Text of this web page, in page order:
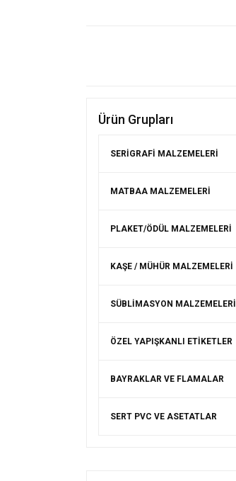
Ürün Grupları
SERİGRAFİ MALZEMELERİ
MATBAA MALZEMELERİ
PLAKET/ÖDÜL MALZEMELERİ
KAŞE / MÜHÜR MALZEMELERİ
SÜBLİMASYON MALZEMELERİ
ÖZEL YAPIŞKANLI ETİKETLER
BAYRAKLAR VE FLAMALAR
SERT PVC VE ASETATLAR